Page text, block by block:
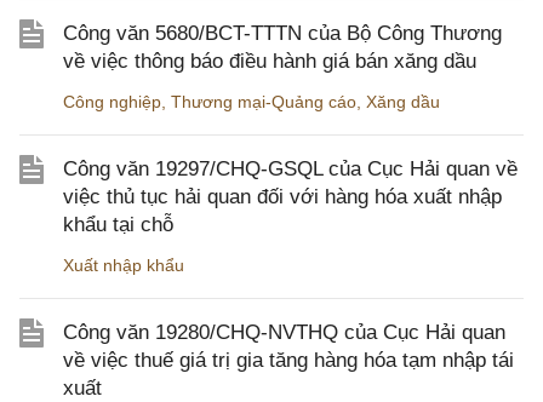
Công văn 5680/BCT-TTTN của Bộ Công Thương
về việc thông báo điều hành giá bán xăng dầu
Công nghiệp, Thương mại-Quảng cáo, Xăng dầu
Công văn 19297/CHQ-GSQL của Cục Hải quan về
việc thủ tục hải quan đối với hàng hóa xuất nhập
khẩu tại chỗ
Xuất nhập khẩu
Công văn 19280/CHQ-NVTHQ của Cục Hải quan
về việc thuế giá trị gia tăng hàng hóa tạm nhập tái
xuất